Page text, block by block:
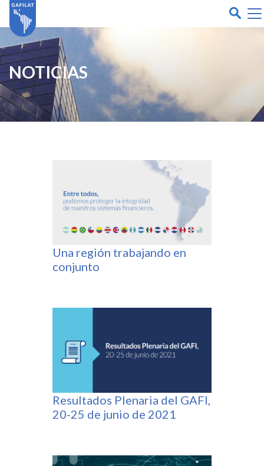
NOTICIAS
Una región trabajando en
conjunto
Resultados Plenaria del GAFI,
20-25 de junio de 2021